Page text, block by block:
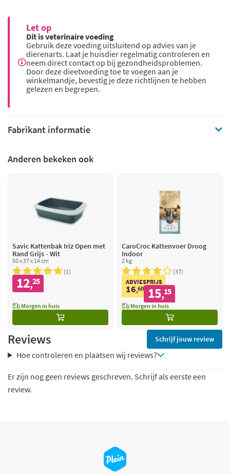
Let op
Dit is veterinaire voeding
Gebruik deze voeding uitsluitend op advies van je
dierenarts. Laat je huisdier regelmatig controleren en
neem direct contact op bij gezondheidsproblemen.
Door deze dieetvoeding toe te voegen aan je
winkelmandje, bevestig je deze richtlijnen te hebben
gelezen en begrepen.
Fabrikant informatie
Anderen bekeken ook
Savic Kattenbak Iriz Open met
Rand Grijs - Wit
50 x 37 x 14 cm
1
12,25
Morgen in huis
CaroCroc Kattenvoer Droog
Indoor
2 kg
37
ADVIESPRIJS
16,60 15,15
Morgen in huis
Reviews Schrijf jouw review
Hoe controleren en plaatsen wij reviews?
Er zijn nog geen reviews geschreven. Schrijf als eerste een
review.